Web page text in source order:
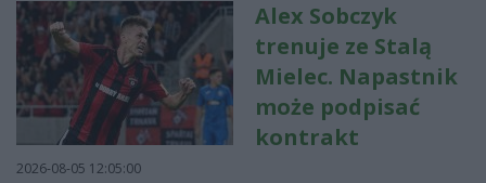
Alex Sobczyk
trenuje ze Stalą
Mielec. Napastnik
może podpisać
kontrakt
2026-08-05 12:05:00